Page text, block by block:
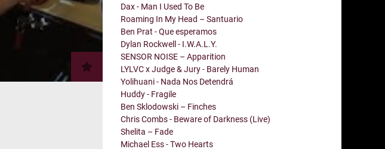
Dax - Man I Used To Be
Roaming In My Head – Santuario
Ben Prat - Que esperamos
Dylan Rockwell - I.W.A.L.Y.
SENSOR NOISE – Apparition
LYLVC x Judge & Jury - Barely Human
Yolihuani - Nada Nos Detendrá
Huddy - Fragile
Ben Sklodowski – Finches
Chris Combs - Beware of Darkness (Live)
Shelita – Fade
Michael Ess - Two Hearts